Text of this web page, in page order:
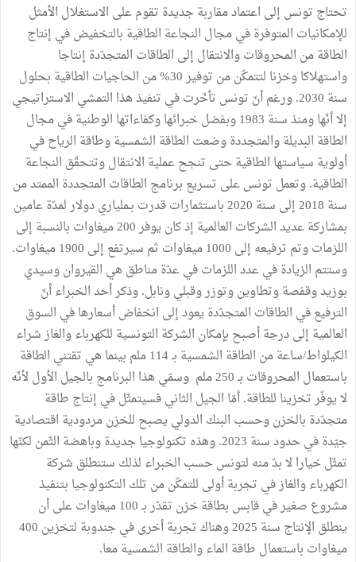
تحتاج تونس إلى اعتماد مقاربة جديدة تقوم على الاستغلال الأمثل
للإمكانيات المتوفرة في مجال النجاعة الطاقية بالتخفيض في إنتاج
الطاقة من المحروقات والانتقال إلى الطاقات المتجدّدة إنتاجا
واستهلاكا وخزنا لتتمكّن من توفير 30% من الحاجيات الطاقية بحلول
سنة 2030. ورغم أنّ تونس تأخّرت في تنفيذ هذا التمشي الاستراتيجي
إلا أنّها ومنذ سنة 1983 وبفضل خبرائها وكفاءاتها الوطنية في مجال
الطاقة البديلة والمتجددة وضعت الطاقة الشمسية وطاقة الرياح في
أولوية سياستها الطاقية حتى تنجح عملية الانتقال وتتحقّق النجاعة
الطاقية. وتعمل تونس على تسريع برنامج الطاقات المتجددة الممتد من
سنة 2018 إلى سنة 2020 باستثمارات قدرت بـملياري دولار لمدّة عامين
بمشاركة عديد الشركات العالمية إذ كان يوفر 200 ميغاوات بالنسبة إلى
اللزمات وتم ترفيعه إلى 1000 ميغاوات ثم سيرتفع إلى 1900 ميغاوات.
وستتم الزيادة في عدد اللزمات في عدّة مناطق هي القيروان وسيدي
بوزيد وقفصة وتطاوين وتوزر وقبلي ونابل. وذكر أحد الخبراء أنّ
الترفيع في الطاقات المتجدّدة يعود إلى انخفاض أسعارها في السوق
العالمية إلى درجة أصبح بإمكان الشركة التونسية للكهرباء والغاز شراء
الكيلواط/ساعة من الطاقة الشمسية بـ 114 ملم بينما هي تقتني الطاقة
باستعمال المحروقات بـ 250 ملم وسمّي هذا البرنامج بالجيل الأول لأنّه
لا يوفّر تخزينا للطاقة. أمّا الجيل الثاني فسيتمثّل في إنتاج طاقة
متجدّدة بالخزن وحسب البنك الدولي يصبح للخزن مردودية اقتصادية
جيّدة في حدود سنة 2023. وهذه تكنولوجيا جديدة وباهضة الثّمن لكنّها
تمثّل خيارا لا بدّ منه لتونس حسب الخبراء لذلك ستنطلق شركة
الكهرباء والغاز في تجربة أولى للتمكّن من تلك التكنولوجيا بتنفيذ
مشروع صغير في قابس بطاقة خزن تقدّر بـ 100 ميغاوات على أن
ينطلق الإنتاج سنة 2025 وهناك تجربة أخرى في جندوبة لتخزين 400
ميغاوات باستعمال طاقة الماء والطاقة الشمسية معا.